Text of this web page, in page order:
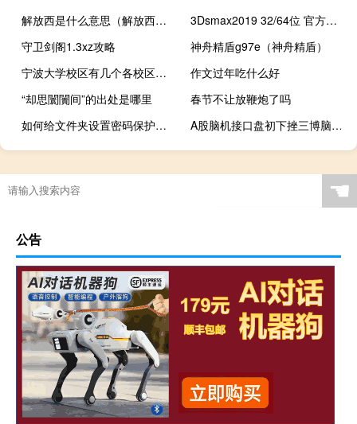
解放西是什么意思（解放西是什么地方）什么梗
3Dsmax2019 32/64位 官方最新版（3Dsmax2019 32/64位 官方最新版功能简介）
守卫剑阁1.3xz攻略
神舟精盾g97e（神舟精盾）
宁波大学校区有几个各校区地址是什么
作文过年吃什么好
“却思闤闠间”的出处是哪里
春节不让放鞭炮了吗
如何给文件夹设置密码保护（如何给文件夹设密码）
A股脑机接口盘初下挫三博脑科、跌近6%中科信息博济医药、创新医疗、国际医学等跟跌
☚
公告